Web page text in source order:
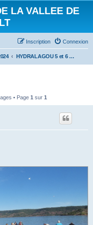
LA VALLEE DE
Connexion
Inscription
HYDRALAGOU 5 et 6 Octobre 2024
• Page 1 sur 1